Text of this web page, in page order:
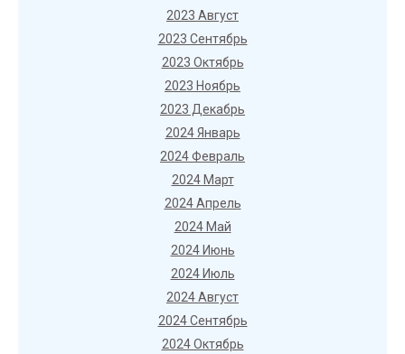
2023 Август
2023 Сентябрь
2023 Октябрь
2023 Ноябрь
2023 Декабрь
2024 Январь
2024 Февраль
2024 Март
2024 Апрель
2024 Май
2024 Июнь
2024 Июль
2024 Август
2024 Сентябрь
2024 Октябрь